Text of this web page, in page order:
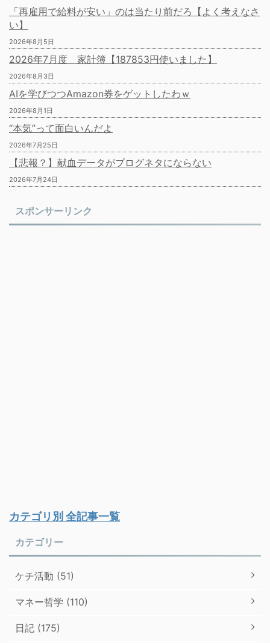
「再雇用で給料が安い」のは当たり前だろ【よく考えなさ
い】
2026年8月5日
2026年7月度 家計簿【187853円使いました】
2026年8月3日
AIを学びつつAmazon券をゲットしたわｗ
2026年8月1日
“本気”って面白いんだよ
2026年7月25日
【悲報？】献血データがブログネタにならない
2026年7月24日
スポンサーリンク
カテゴリ別 全記事一覧
カテゴリー
ケチ活動 (51)
マネー哲学 (110)
日記 (175)